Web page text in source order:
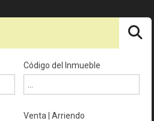
Código del Inmueble
Venta | Arriendo